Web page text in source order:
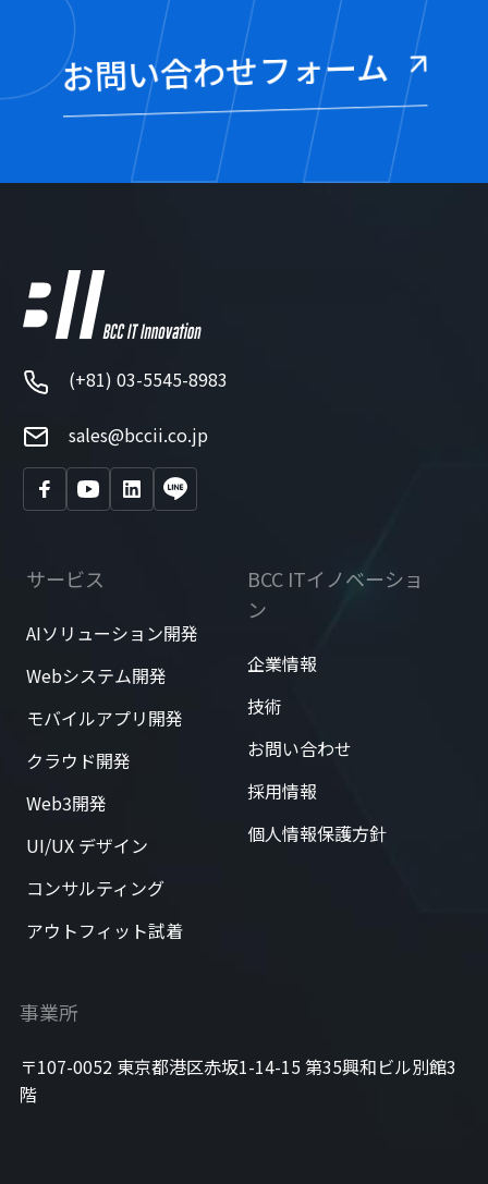
お問い合わせフォーム
(+81) 03-5545-8983
sales@bccii.co.jp
サービス
AIソリューション開発
Webシステム開発
モバイルアプリ開発
クラウド開発
Web3開発
UI/UX デザイン
コンサルティング
アウトフィット試着
BCC ITイノベーショ
ン
企業情報
技術
お問い合わせ
採用情報
個人情報保護方針
事業所
〒107-0052 東京都港区赤坂1-14-15 第35興和ビル別館3
階